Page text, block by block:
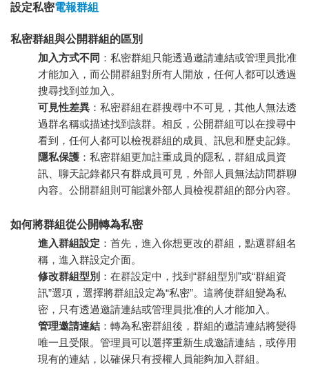
設定私密電報群組
私密群組與公開群組的區別
加入方式不同 ：私密群組只能透過邀請連結或管理員批准
才能加入，而公開群組對所有人開放，任何人都可以透過
搜尋找到並加入。
可見性差異 ：私密群組在群搜尋中不可見，其他人無法透
過群名稱或描述找到該群。相反，公開群組可以在搜尋中
看到，任何人都可以檢視群組的成員、訊息和歷史記錄。
隱私保護 ：私密群組更加註重成員的隱私，群組成員資
訊、聊天記錄都只有群成員可見，外部人員無法訪問群聊
內容。公開群組則可能讓外部人員檢視群組的部分內容。
如何將群組從公開轉為私密
進入群組設定 ：首先，進入你想更改的群組，點選群組名
稱，進入群設定介面。
修改群組型別 ：在群設定中，找到“群組型別”或“群組資
訊”選項，選擇將群組設定為“私密”。這將使群組變為私
密，只有透過邀請連結或管理員批准的人才能加入。
管理邀請連結 ：轉為私密群組後，群組的邀請連結將變得
唯一且受限。管理員可以選擇重新生成邀請連結，或停用
現有的連結，以確保只有授權人員能夠加入群組。